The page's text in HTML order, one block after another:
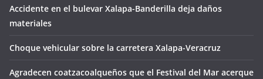
Accidente en el bulevar Xalapa-Banderilla deja daños
materiales
Choque vehicular sobre la carretera Xalapa-Veracruz
Agradecen coatzacoalqueños que el Festival del Mar acerque